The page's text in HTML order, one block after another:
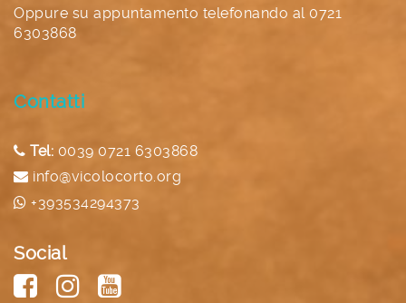
Oppure su appuntamento telefonando al 0721
6303868
Contatti
Tel: 0039 0721 6303868
info@vicolocorto.org
+393534294373
Social